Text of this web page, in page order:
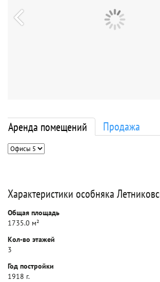
Аренда помещений Продажа
Характеристики особняка
Общая площадь
1735.0 м²
Кол-во этажей
3
Год постройки
1918 г.